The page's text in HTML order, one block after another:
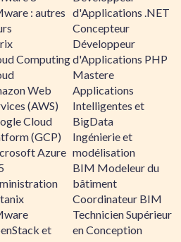
: autres
Computing
Web
(AWS)
Cloud
(GCP)
Azure
et
d'Applications .NET
Concepteur
Développeur
d'Applications PHP
Mastere
Applications
Intelligentes et
BigData
Ingénierie et
modélisation
BIM Modeleur du
bâtiment
Coordinateur BIM
Technicien Supérieur
en Conception